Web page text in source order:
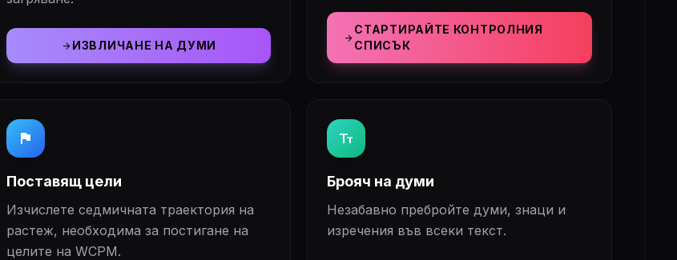
arrow_forwardИЗВЛИЧАНЕ НА ДУМИ
arrow_forward
СТАРТИРАЙТЕ КОНТРОЛНИЯ
СПИСЪК
flag
Поставящ цели
Изчислете седмичната траектория на
растеж, необходима за постигане на
целите на WCPM.
text_fields
Брояч на думи
Незабавно пребройте думи, знаци и
изречения във всеки текст.